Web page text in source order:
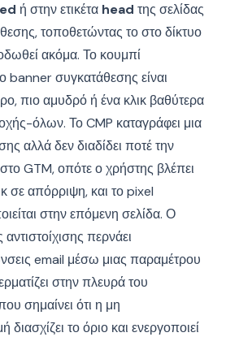
ή στην ετικέτα head της σελίδας
τοποθετώντας το στο δίκτυο
ακόμα. Το κουμπί
συγκατάθεσης είναι
πιο αμυδρό ή ένα κλικ βαθύτερα
όλων. Το CMP καταγράφει μια
αλλά δεν διαδίδει ποτέ την
GTM, οπότε ο χρήστης βλέπει
σε απόρριψη, και το pixel
στην επόμενη σελίδα. Ο
περνάει
email μέσω μιας παραμέτρου
στην πλευρά του
σημαίνει ότι η μη
διασχίζει το όριο και ενεργοποιεί